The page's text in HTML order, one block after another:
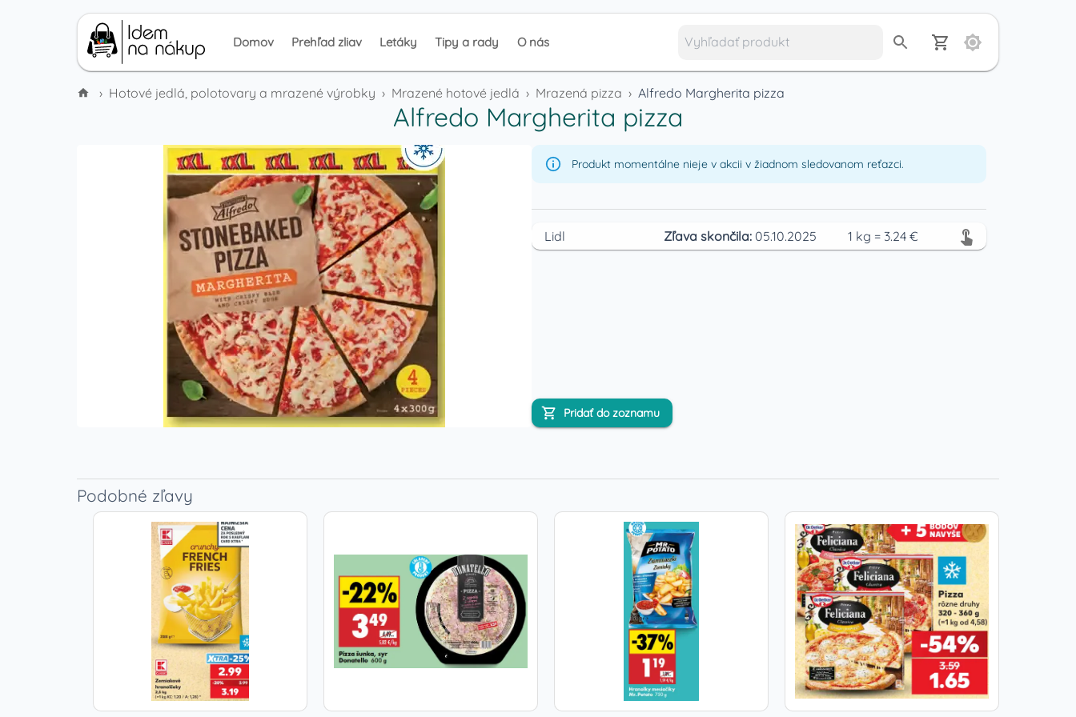
Domov Prehľad zliav Letáky Tipy a rady O nás
› Hotové jedlá, polotovary a mrazené výrobky › Mrazené hotové jedlá › Mrazená pizza › Alfredo Margherita pizza
Alfredo Margherita pizza
Produkt momentálne nieje v akcii v žiadnom sledovanom reťazci.
Lidl Zľava skončila: 05.10.2025 1 kg = 3.24€
Pridať do zoznamu
Podobné zľavy